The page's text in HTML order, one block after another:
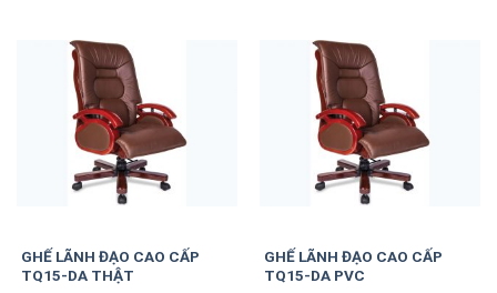
GHẾ LÃNH ĐẠO CAO CẤP
TQ15-DA THẬT
GHẾ LÃNH ĐẠO CAO CẤP
TQ15-DA PVC